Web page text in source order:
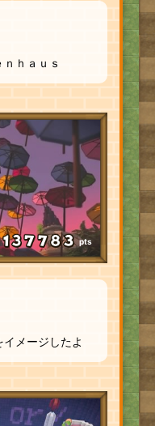
ｈａｕｓ
pts
メージしたよ